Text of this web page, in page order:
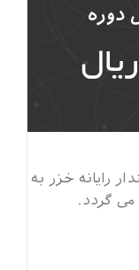
دوره
رایانه خزر به
می گردد.